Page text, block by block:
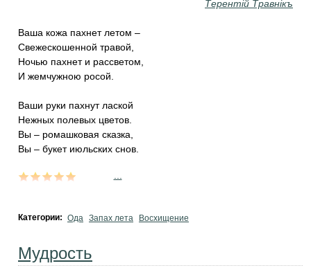
Терентiй Травнiкъ
Ваша кожа пахнет летом –
Свежескошенной травой,
Ночью пахнет и рассветом,
И жемчужною росой.
Ваши руки пахнут лаской
Нежных полевых цветов.
Вы – ромашковая сказка,
Вы – букет июльских снов.
Категории: Ода Запах лета Восхищение
Мудрость